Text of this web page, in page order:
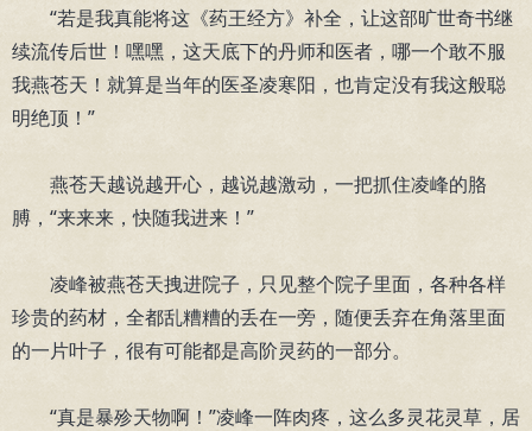
“若是我真能将这《药王经方》补全，让这部旷世奇书继
续流传后世！嘿嘿，这天底下的丹师和医者，哪一个敢不服
我燕苍天！就算是当年的医圣凌寒阳，也肯定没有我这般聪
明绝顶！”
燕苍天越说越开心，越说越激动，一把抓住凌峰的胳
膊，“来来来，快随我进来！”
凌峰被燕苍天拽进院子，只见整个院子里面，各种各样
珍贵的药材，全都乱糟糟的丢在一旁，随便丢弃在角落里面
的一片叶子，很有可能都是高阶灵药的一部分。
“真是暴殄天物啊！”凌峰一阵肉疼，这么多灵花灵草，居